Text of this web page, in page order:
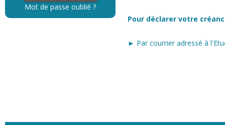
Mot de passe oublié ?
Pour déclarer votre
► Par courrier adressé à